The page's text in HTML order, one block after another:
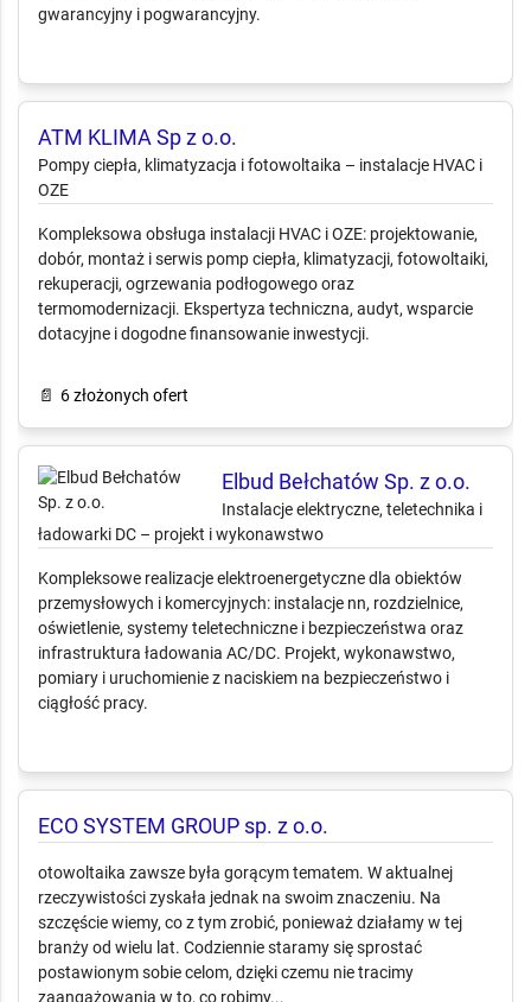
gwarancyjny i pogwarancyjny.
ATM KLIMA Sp z o.o.
Pompy ciepła, klimatyzacja i
fotowoltaika – instalacje HVAC i OZE
Kompleksowa obsługa instalacji HVAC i OZE: projektowanie,
dobór, montaż i serwis pomp ciepła, klimatyzacji, fotowoltaiki,
rekuperacji, ogrzewania podłogowego oraz
📄 6 złożonych ofert
Elbud Bełchatów Sp. z o.o.
Instalacje elektryczne, teletechnika i
ładowarki DC – projekt i wykonawstwo
Kompleksowe realizacje elektroenergetyczne dla obiektów
przemysłowych i komercyjnych: instalacje nn, rozdzielnice,
oświetlenie, systemy teletechniczne i bezpieczeństwa oraz
pomiary i uruchomienie z naciskiem na bezpieczeństwo i
ciągłość pracy.
ECO SYSTEM GROUP sp. z o.o.
otowoltaika zawsze była gorącym tematem. W aktualnej
rzeczywistości zyskała jednak na swoim znaczeniu. Na